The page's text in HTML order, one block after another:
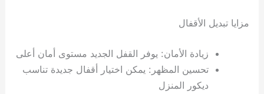
مزايا تبديل الأقفال
زيادة الأمان: يوفر القفل الجديد مستوى أمان أعلى
تحسين المظهر: يمكن اختيار أقفال جديدة تناسب
ديكور المنزل